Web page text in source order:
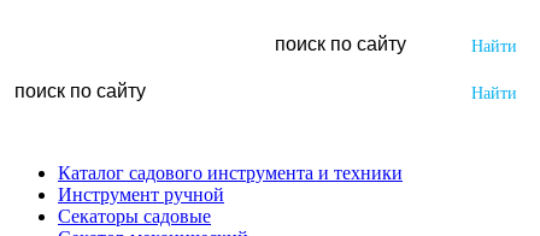
Каталог садового инструмента и техники
Инструмент ручной
Секаторы садовые